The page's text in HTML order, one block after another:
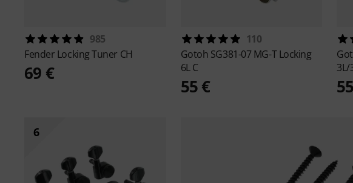
985
Fender Locking Tuner CH
69 €
110
Gotoh SG381-07 MG-T Locking
6L C
55 €
3L/
6